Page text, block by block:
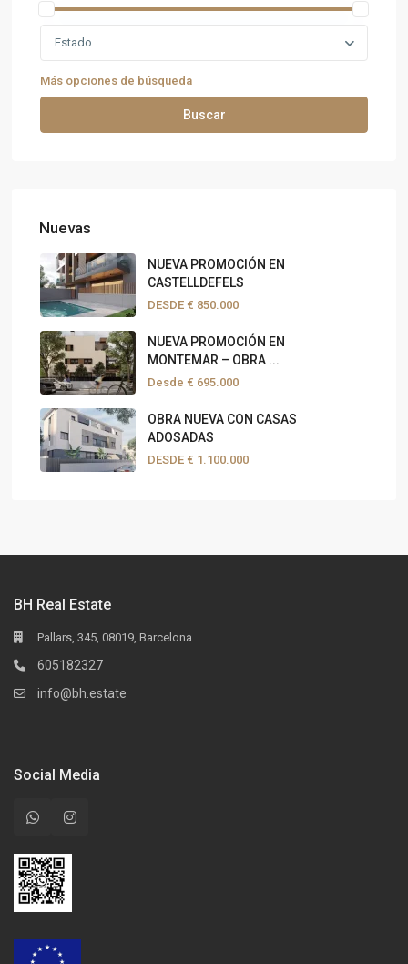
Estado
Más opciones de búsqueda
Buscar
Nuevas
NUEVA PROMOCIÓN EN
CASTELLDEFELS
DESDE € 850.000
NUEVA PROMOCIÓN EN
MONTEMAR – OBRA ...
Desde € 695.000
OBRA NUEVA CON CASAS
ADOSADAS
DESDE € 1.100.000
BH Real Estate
Pallars, 345, 08019, Barcelona
605182327
info@bh.estate
Social Media